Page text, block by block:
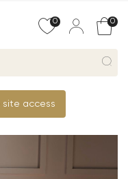
site access
0 0